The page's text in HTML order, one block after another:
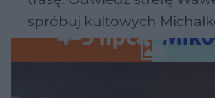
spróbuj kultowych
Wawelu